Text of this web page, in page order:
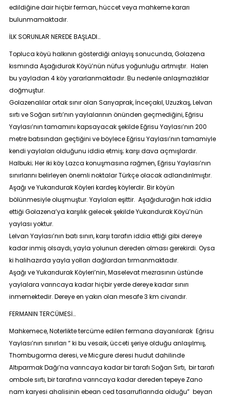
edildiğine dair hiçbir ferman, hüccet veya mahkeme kararı
bulunmamaktadır.
İLK SORUNLAR NEREDE BAŞLADI…
Topluca köyü halkının gösterdiği anlayış sonucunda, Golazena
kısmında Aşağıdurak Köyü’nün nüfus yoğunluğu artmıştır. Halen
bu yayladan 4 köy yararlanmaktadır. Bu nedenle anlaşmazlıklar
doğmuştur.
Golazenalılar ortak sınır olan Sarıyaprak, İnceçakıl, Uzuzkaş, Lelvan
sırtı ve Soğan sırtı’nın yaylalarının önünden geçmediğini, Eğrisu
Yaylası’nın tamamını kapsayacak şekilde Eğrisu Yaylası’nın 200
metre batısından geçtiğini ve böylece Eğrisu Yaylası’nın tamamiyle
kendi yaylaları olduğunu iddia etmiş; karşı dava açmışlardır.
Halbuki; Her iki köy Lazca konuşmasına rağmen, Eğrisu Yaylası’nın
sınırlarını belirleyen önemli noktalar Türkçe olacak adlandırılmıştır.
Aşağı ve Yukarıdurak Köyleri kardeş köylerdir. Bir köyün
bölünmesiyle oluşmuştur. Yaylaları eşittir. Aşağıdurağın hak iddia
ettiği Golazena’ya karşılık gelecek şekilde Yukarıdurak Köyü’nün
yaylası yoktur.
Lelvan Yaylası’nın batı sınırı, karşı tarafın iddia ettiği gibi dereye
kadar inmiş olsaydı, yayla yolunun dereden olması gerekirdi. Oysa
ki halihazırda yayla yolları dağlardan tırmanmaktadır.
Aşağı ve Yukarıdurak Köyleri’nin, Maselevat mezrasının üstünde
yaylalara varıncaya kadar hiçbir yerde dereye kadar sınırı
inmemektedir. Dereye en yakın olan mesafe 3 km civarıdır.
FERMANIN TERCÜMESİ…
Mahkemece, Noterlikte tercüme edilen fermana dayanılarak Eğrisu
Yaylası’nın sınırları “ ki bu vesaik, ücceti şeriye olduğu anlaşılmış,
Thombugorma deresi, ve Micgure deresi hudut dahilinde
Altıparmak Dağı’na varıncaya kadar bir tarafı Soğan Sırtı, bir tarafı
ombole sırtı, bir tarafına varıncaya kadar dereden tepeye Zano
nam karyesi ahalisinin ebean ced tasarruflarında olduğu” beyan